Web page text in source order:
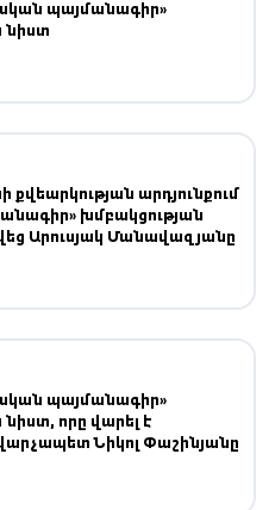
պայմանագիր»
նիստ
արդյունքում
խմբակցության
Արուսյակ Մանավազյանը
պայմանագիր»
նիստ, որը վարել է
Նիկոլ Փաշինյանը